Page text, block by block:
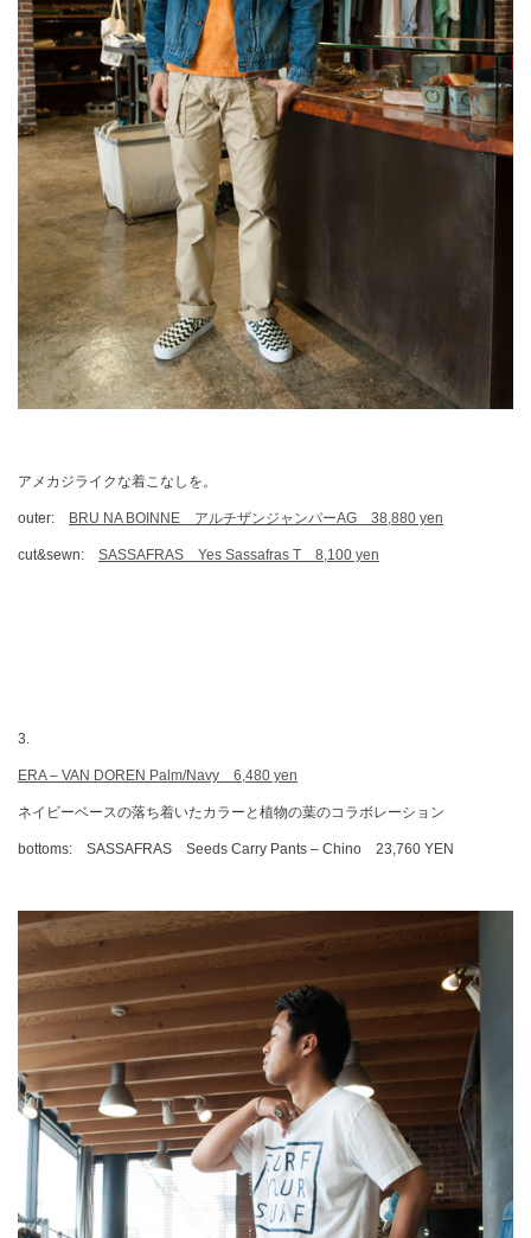
アメカジライクな着こなしを。
outer: BRU NA BOINNE アルチザンジャンパーAG 38,880 yen
cut&sewn: SASSAFRAS Yes Sassafras T 8,100 yen
3.
ERA – VAN DOREN Palm/Navy 6,480 yen
ネイビーベースの落ち着いたカラーと植物の葉のコラボレーション
bottoms: SASSAFRAS Seeds Carry Pants – Chino 23,760 YEN